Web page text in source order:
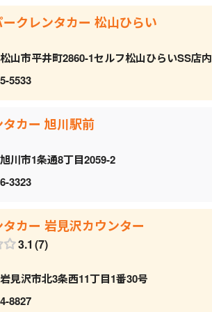
クレンタカー 松山ひらい
山市平井町2860-1セルフ松山ひらいSS店内
5533
カー 旭川駅前
川市1条通8丁目2059‐2
3323
カー 岩見沢カウンター
3.1 7
見沢市北3条西11丁目1番30号
8827